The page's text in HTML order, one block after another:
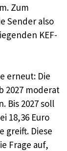
Zum
Sender also
KEF-
erneut: Die
2027 moderat
Bis 2027 soll
18,36 Euro
greift. Diese
Frage auf,